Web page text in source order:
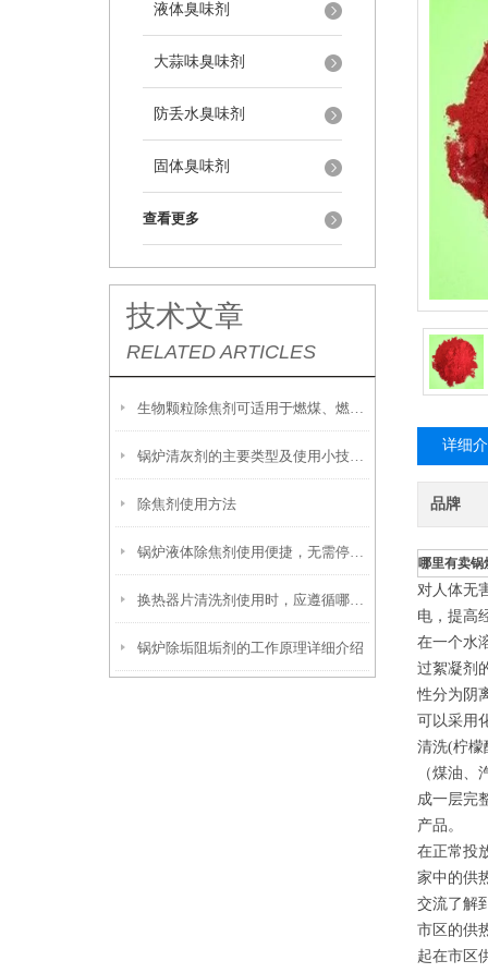
液体臭味剂
大蒜味臭味剂
防丢水臭味剂
固体臭味剂
查看更多
技术文章
RELATED ARTICLES
生物颗粒除焦剂可适用于燃煤、燃油及生物质混燃锅炉的定期除焦
锅炉清灰剂的主要类型及使用小技巧分享
除焦剂使用方法
锅炉液体除焦剂使用便捷，无需停炉即可在线投加
换热器片清洗剂使用时，应遵循哪些步骤？
锅炉除垢阻垢剂的工作原理详细介绍
详细
品牌
哪里有卖锅
对人体无
电，提高
在一个水
过絮凝剂
性分为阴
可以采用
清洗(柠檬
（煤油
成一层完
产品。
在正常投
家中的供
交流了解
市区的供
起在市区